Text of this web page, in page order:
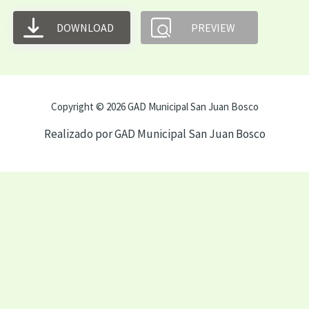
DOWNLOAD PREVIEW
Copyright © 2026 GAD Municipal San Juan Bosco
Realizado por GAD Municipal San Juan Bosco